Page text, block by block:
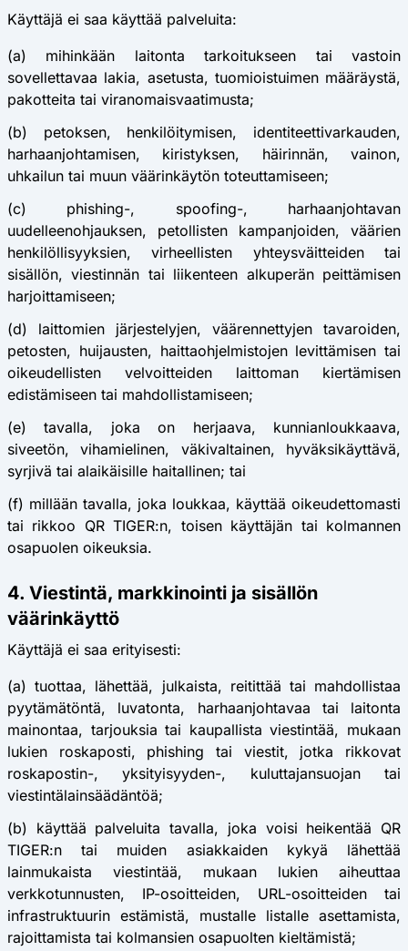
Käyttäjä ei saa käyttää palveluita:
(a) mihinkään laitonta tarkoitukseen tai vastoin
sovellettavaa lakia, asetusta, tuomioistuimen määräystä,
pakotteita tai viranomaisvaatimusta;
(b) petoksen, henkilöitymisen, identiteettivarkauden,
harhaanjohtamisen, kiristyksen, häirinnän, vainon,
uhkailun tai muun väärinkäytön toteuttamiseen;
(c) phishing-, spoofing-, harhaanjohtavan
uudelleenohjauksen, petollisten kampanjoiden, väärien
henkilöllisyyksien, virheellisten yhteysväitteiden tai
sisällön, viestinnän tai liikenteen alkuperän peittämisen
harjoittamiseen;
(d) laittomien järjestelyjen, väärennettyjen tavaroiden,
petosten, huijausten, haittaohjelmistojen levittämisen tai
oikeudellisten velvoitteiden laittoman kiertämisen
edistämiseen tai mahdollistamiseen;
(e) tavalla, joka on herjaava, kunnianloukkaava,
siveetön, vihamielinen, väkivaltainen, hyväksikäyttävä,
syrjivä tai alaikäisille haitallinen; tai
(f) millään tavalla, joka loukkaa, käyttää oikeudettomasti
tai rikkoo QR TIGER:n, toisen käyttäjän tai kolmannen
osapuolen oikeuksia.
4. Viestintä, markkinointi ja sisällön
väärinkäyttö
Käyttäjä ei saa erityisesti:
(a) tuottaa, lähettää, julkaista, reitittää tai mahdollistaa
pyytämätöntä, luvatonta, harhaanjohtavaa tai laitonta
mainontaa, tarjouksia tai kaupallista viestintää, mukaan
lukien roskaposti, phishing tai viestit, jotka rikkovat
roskapostin-, yksityisyyden-, kuluttajansuojan tai
viestintälainsäädäntöä;
(b) käyttää palveluita tavalla, joka voisi heikentää QR
TIGER:n tai muiden asiakkaiden kykyä lähettää
lainmukaista viestintää, mukaan lukien aiheuttaa
verkkotunnusten, IP-osoitteiden, URL-osoitteiden tai
infrastruktuurin estämistä, mustalle listalle asettamista,
rajoittamista tai kolmansien osapuolten kieltämistä;